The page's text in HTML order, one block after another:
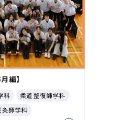
編】
科
柔道整復師学科
灸師学科